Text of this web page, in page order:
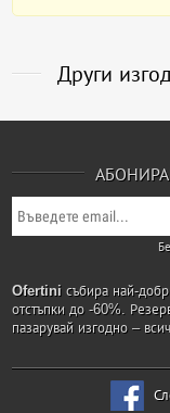
Други
Ofertini събира най-
отстъпки до -60%.
пазарувай изгодно –